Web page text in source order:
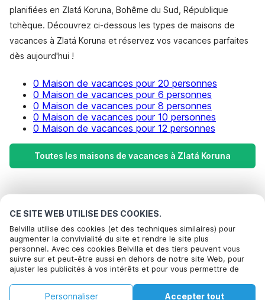
CE SITE WEB UTILISE DES COOKIES.
Belvilla utilise des cookies (et des techniques similaires) pour
augmenter la convivialité du site et rendre le site plus
personnel. Avec ces cookies Belvilla et des tiers peuvent vous
suivre sur et peut-être aussi en dehors de notre site Web, pour
ajuster les publicités à vos intérêts et pour vous permettre de
Accepter, vous acceptez de le faire. Plus d'informations peuvent
Accepter tout
Personnaliser
planifiées en Zlatá Koruna, Bohême du Sud, République
tchèque. Découvrez ci-dessous les types de maisons de
vacances à Zlatá Koruna et réservez vos vacances parfaites
dès aujourd'hui !
0 Maison de vacances pour 20 personnes
0 Maison de vacances pour 6 personnes
0 Maison de vacances pour 8 personnes
0 Maison de vacances pour 10 personnes
0 Maison de vacances pour 12 personnes
Toutes les maisons de vacances à Zlatá Koruna
vacances
Villes offrant les meilleures commodités pour les vacances
Maison de vacances avec piscine privée bechyne
Maison de vacances au bord du lac lipno-nad-vltavou
Commodités populaires pour les vacances en Zlata-
koruna
Maison de vacances pour 20 personnes